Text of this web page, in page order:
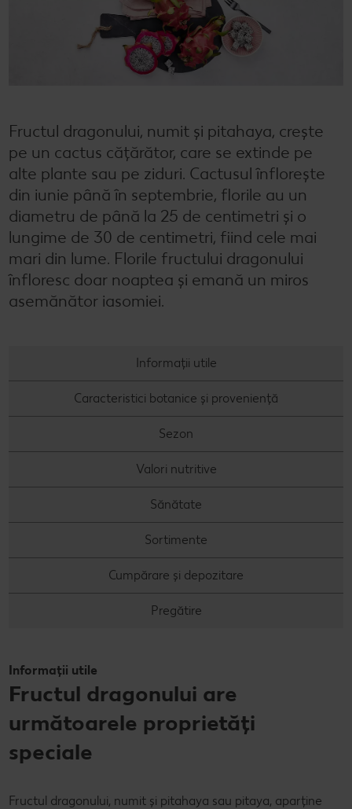
Dicționar de alimente
Rețete de mic dejun vegan
Sustenabilitate
Concursuri
Marcă proprie Kaufland - și calitate și preț mic
Semințele de pepene verde
Bucuria de a găti
Fructul dragonului, numit și pitahaya, crește
pe un cactus cățărător, care se extinde pe
alte plante sau pe ziduri. Cactusul înflorește
din iunie până în septembrie, florile au un
diametru de până la 25 de centimetri și o
lungime de 30 de centimetri, fiind cele mai
mari din lume. Florile fructului dragonului
înfloresc doar noaptea și emană un miros
asemănător iasomiei.
Informații utile
Caracteristici botanice și proveniență
Sezon
Valori nutritive
Sănătate
Sortimente
Cumpărare și depozitare
Pregătire
Informații utile
Fructul dragonului are
următoarele proprietăți
speciale
Fructul dragonului, numit și pitahaya sau pitaya, aparține